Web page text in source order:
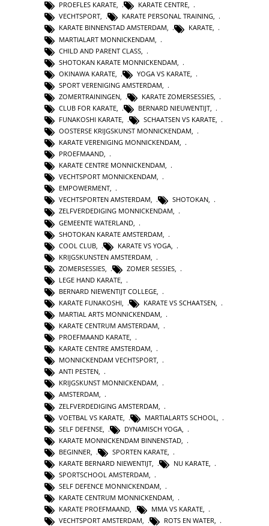
PROEFLES KARATE, KARATE CENTRE,
VECHTSPORT, KARATE PERSONAL TRAINING,
KARATE BINNENSTAD AMSTERDAM, KARATE,
MARTIALART MONNICKENDAM
CHILD AND PARENT CLASS
SHOTOKAN KARATE MONNICKENDAM
OKINAWA KARATE
YOGA VS KARATE
SPORT VERENIGING AMSTERDAM
ZOMERTRAININGEN
KARATE ZOMERSESSIES
CLUB FOR KARATE
BERNARD NIEUWENTIJT
FUNAKOSHI KARATE
SCHAATSEN VS KARATE
OOSTERSE KRIJGSKUNST MONNICKENDAM,
KARATE VERENIGING MONNICKENDAM,
PROEFMAAND,
KARATE CENTRE MONNICKENDAM,
VECHTSPORT MONNICKENDAM,
EMPOWERMENT,
VECHTSPORTEN AMSTERDAM, SHOTOKAN,
ZELFVERDEDIGING MONNICKENDAM,
GEMEENTE WATERLAND
SHOTOKAN KARATE AMSTERDAM
COOL CLUB
KARATE VS YOGA
KRIJGSKUNSTEN AMSTERDAM
ZOMERSESSIES
ZOMER SESSIES
LEGE HAND KARATE
BERNARD NIEWENTIJT COLLEGE
KARATE FUNAKOSHI
KARATE VS SCHAATSEN
MARTIAL ARTS MONNICKENDAM,
KARATE CENTRUM AMSTERDAM,
PROEFMAAND KARATE,
KARATE CENTRE AMSTERDAM,
MONNICKENDAM VECHTSPORT,
ANTI PESTEN,
KRIJGSKUNST MONNICKENDAM,
AMSTERDAM,
ZELFVERDEDIGING AMSTERDAM
VOETBAL VS KARATE
MARTIALARTS SCHOOL
SELF DEFENSE
DYNAMISCH YOGA
KARATE MONNICKENDAM BINNENSTAD
BEGINNER
SPORTEN KARATE
KARATE BERNARD NIEWENTIJT
NU KARATE
SPORTSCHOOL AMSTERDAM
SELF DEFENCE MONNICKENDAM
KARATE CENTRUM MONNICKENDAM,
KARATE PROEFMAAND, MMA VS KARATE,
VECHTSPORT AMSTERDAM, ROTS EN WATER,